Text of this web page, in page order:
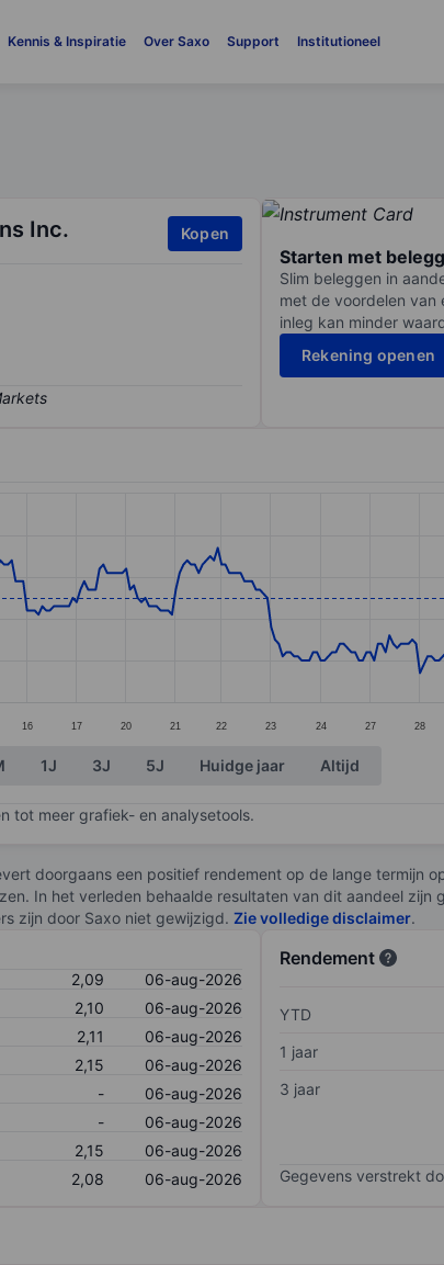
Kennis & Inspiratie Over Saxo Support Institutioneel
Inc.
Kopen
Starten met
Slim beleggen in
met de voordelen van
inleg kan minder
Rekening openen
Data ranges from 1.97 to 2.38.
16 17 20 21 22 23 24 27 28
1J 3J 5J Huidge jaar Altijd
tot meer grafiek- en analysetools.
doorgaans een positief rendement op de lange termijn
In het verleden behaalde resultaten van dit aandeel
zijn door Saxo niet gewijzigd. Zie volledige disclaimer.
2,09
06-aug-2026
2,10
06-aug-2026
2,11
06-aug-2026
2,15
06-aug-2026
-
06-aug-2026
-
06-aug-2026
2,15
06-aug-2026
2,08 06-aug-2026
Rendement
YTD
1 jaar
3 jaar
Gegevens verstrekt